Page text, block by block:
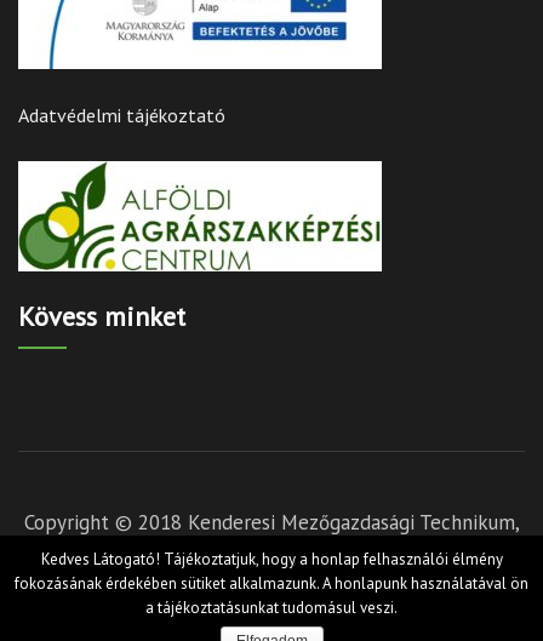
Adatvédelmi tájékoztató
Kövess minket
Copyright © 2018 Kenderesi Mezőgazdasági Technikum,
Szakképző Iskola és Kollégium - Készítette:Hernyák
Gábor e.v.és Törőcsik István - Design by RARA Theme
Kedves Látogató! Tájékoztatjuk, hogy a honlap felhasználói élmény
fokozásának érdekében sütiket alkalmazunk. A honlapunk használatával ön
a tájékoztatásunkat tudomásul veszi.